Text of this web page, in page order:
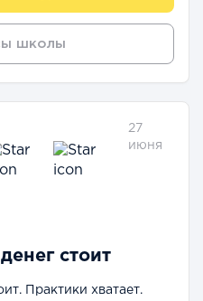
школы
27
июня
стоит
Практики хватает.